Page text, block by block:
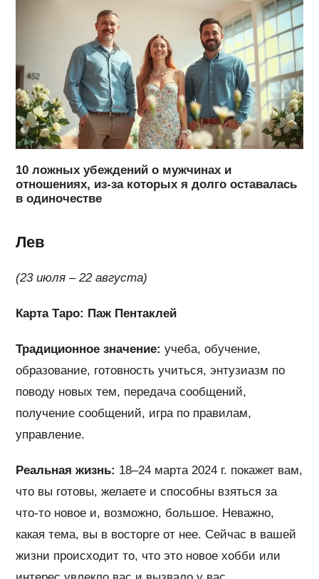
10 ложных убеждений о мужчинах и
отношениях, из-за которых я долго оставалась
в одиночестве
Лев
(23 июля – 22 августа)
Карта Таро: Паж Пентаклей
Традиционное значение: учеба, обучение,
образование, готовность учиться, энтузиазм по
поводу новых тем, передача сообщений,
получение сообщений, игра по правилам,
управление.
Реальная жизнь: 18–24 марта 2024 г. покажет вам,
что вы готовы, желаете и способны взяться за
что-то новое и, возможно, большое. Неважно,
какая тема, вы в восторге от нее. Сейчас в вашей
жизни происходит то, что это новое хобби или